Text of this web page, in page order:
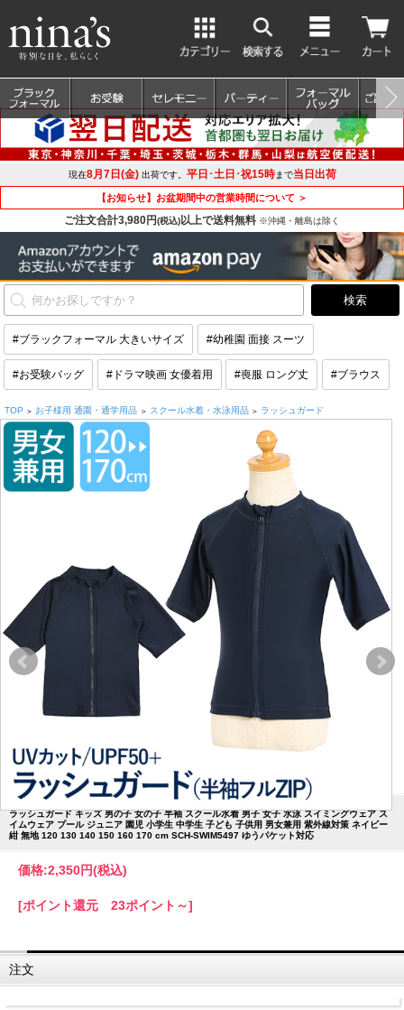
現在8月7日(金)出荷です。 平日･土日･祝15時まで当日出荷
【お知らせ】お盆期間中の営業時間について ＞
ご注文合計3,980円(税込)以上で送料無料 ※沖縄・離島は除く
#ブラックフォーマル 大きいサイズ #幼稚園 面接 スーツ
#お受験バッグ #ドラマ映画 女優着用 #喪服 ロング丈 #ブラウス
TOP > お子様用 通園・通学用品 > スクール水着・水泳用品 > ラッシュガード
ラッシュガード キッズ 男の子 女の子 半袖 スクール水着 男子 女子 水泳 スイミングウェア ス
イムウェア プール ジュニア 園児 小学生 中学生 子ども 子供用 男女兼用 紫外線対策 ネイビー
紺 無地 120 130 140 150 160 170 cm SCH-SWIM5497 ゆうパケット対応
価格:2,350円(税込)
[ポイント還元 23ポイント～]
注文